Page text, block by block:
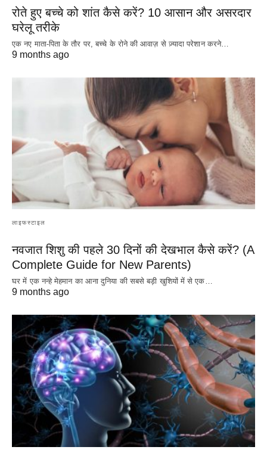
रोते हुए बच्चे को शांत कैसे करें? 10 आसान और असरदार
घरेलू तरीके
एक नए माता-पिता के तौर पर, बच्चे के रोने की आवाज़ से ज़्यादा परेशान करने…
9 months ago
लाइफस्टाइल
नवजात शिशु की पहले 30 दिनों की देखभाल कैसे करें? (A
Complete Guide for New Parents)
घर में एक नन्हे मेहमान का आना दुनिया की सबसे बड़ी खुशियों में से एक…
9 months ago